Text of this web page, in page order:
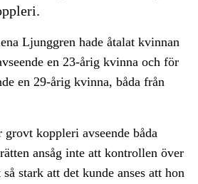
Ljunggren hade åtalat kvinnan
en 23-årig kvinna och för
en 29-årig kvinna, båda från
koppleri avseende båda
ansåg inte att kontrollen över
stark att det kunde anses att hon